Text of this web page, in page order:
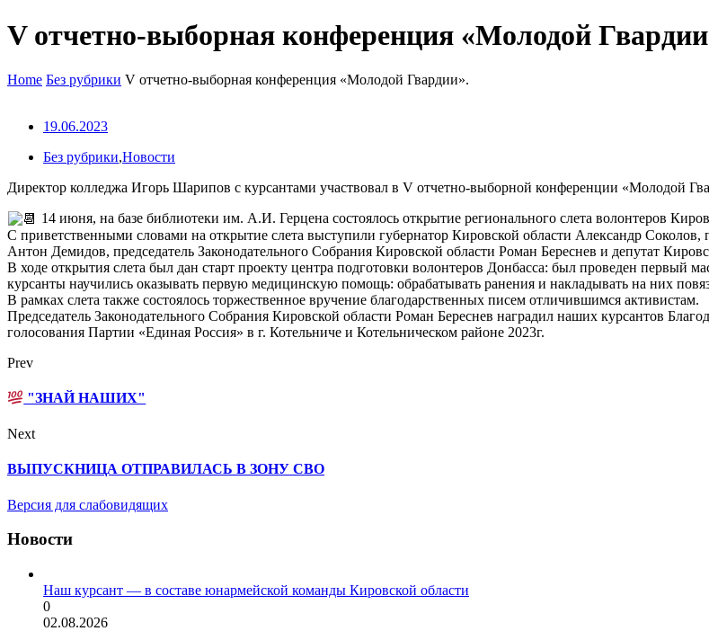
V отчетно-выборная конференция «Молодой
Home Без рубрики V отчетно-выборная конференция «Молодой Гвардии».
19.06.2023
Без рубрики,Новости
Директор колледжа Игорь Шарипов с курсантами участвовал в V отчетно-выборной конференции «Молодой
14 июня, на базе библиотеки им. А.И. Герцена состоялось открытие регионального слета волонтеров
С приветственными словами на открытие слета выступили губернатор Кировской области Александр
Антон Демидов, председатель Законодательного Собрания Кировской области Роман Береснев и депутат
В ходе открытия слета был дан старт проекту центра подготовки волонтеров Донбасса: был проведен первый
курсанты научились оказывать первую медицинскую помощь: обрабатывать ранения и накладывать на них
В рамках слета также состоялось торжественное вручение благодарственных писем отличившимся активистам.
Председатель Законодательного Собрания Кировской области Роман Береснев наградил наших курсантов
голосования Партии «Единая Россия» в г. Котельниче и Котельническом районе 2023г.
Prev
"ЗНАЙ НАШИХ"
Next
ВЫПУСКНИЦА ОТПРАВИЛАСЬ В ЗОНУ СВО
Версия для слабовидящих
Новости
Наш курсант — в составе юнармейской команды Кировской области
0
02.08.2026